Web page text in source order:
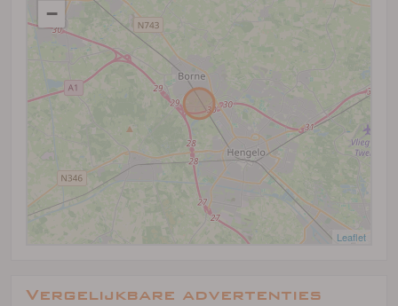
−
Leaflet
Vergelijkbare advertenties